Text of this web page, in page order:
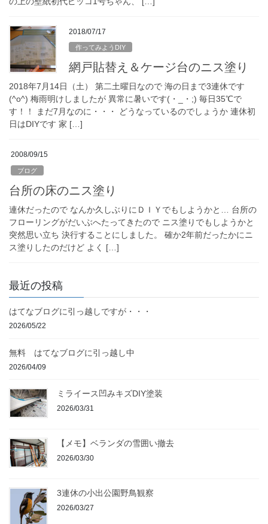
2018/07/17
作ってみようDIY
網戸貼替え＆ケージ台のニス塗り
2018年7月14日（土） 第二土曜日なので 海の日まで3連休です
(^o^) 梅雨明けしましたが 異常に暑いです(・_・;) 毎日35℃で
す！！ まだ7月なのに・・・ どうなっているのでしょうか 連休初
日はDIYです 家 […]
2008/09/15
ブログ
台所の床のニス塗り
連休だったので なんか久しぶりにＤＩＹでもしようかと… 台所の
フローリングがだいぶへたってきたので ニス塗りでもしようかと
突然思い立ち 決行することにしました。 確か2年前だったかにニ
ス塗りしたのだけど よく […]
最近の投稿
はてなブログに引っ越しですが・・・
2026/05/22
無料 はてなブログに引っ越し中
2026/04/09
ミライース凹みキズDIY塗装
2026/03/31
【メモ】ベランダの雪囲い撤去
2026/03/30
3連休の小出公園野鳥観察
2026/03/27